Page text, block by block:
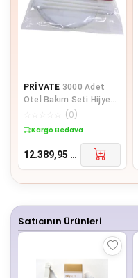
PRİVATE 3000 Adet
Otel Bakım Seti Hijyen
(0)
Kargo Bedava
12.389,95 TL
Satıcının Ürünleri